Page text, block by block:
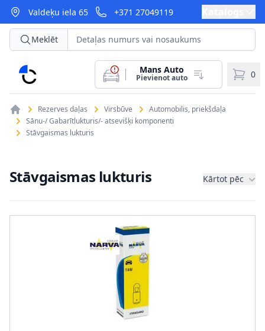
Valdeķu iela 65 +371 27049119
CarParts
Meklēt
Mans Auto
Pievienot auto 0
Rezerves daļas Virsbūve
Automobilis, priekšdaļa
Sānu-/ Gabarītlukturis/- atsevišķi komponenti
Stāvgaismas lukturis
Stāvgaismas lukturis Kārtot pēc